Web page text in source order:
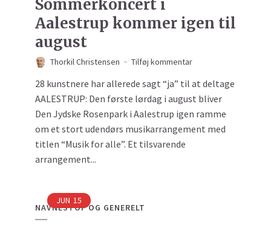
Sommerkoncert i
Aalestrup kommer igen til
august
Thorkil Christensen Tilføj kommentar
28 kunstnere har allerede sagt “ja” til at deltage
AALESTRUP: Den første lørdag i august bliver
Den Jydske Rosenpark i Aalestrup igen ramme
om et stort udendørs musikarrangement med
titlen “Musik for alle”. Et tilsvarende
arrangement...
JUN 15
NAVNESTOF OG GENERELT